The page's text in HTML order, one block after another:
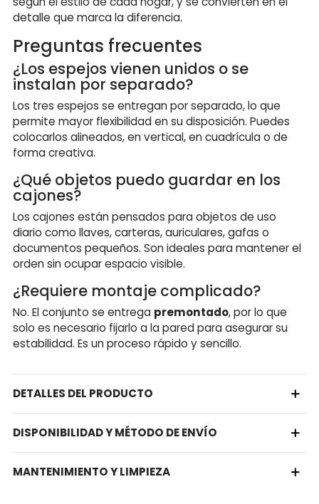
detalle que marca la diferencia.
Preguntas frecuentes
¿Los espejos vienen unidos o se
instalan por separado?
Los tres espejos se entregan por separado, lo que
permite mayor flexibilidad en su disposición. Puedes
colocarlos alineados, en vertical, en cuadrícula o de
forma creativa.
¿Qué objetos puedo guardar en los
cajones?
Los cajones están pensados para objetos de uso
diario como llaves, carteras, auriculares, gafas o
documentos pequeños. Son ideales para mantener el
orden sin ocupar espacio visible.
¿Requiere montaje complicado?
No. El conjunto se entrega premontado, por lo que
solo es necesario fijarlo a la pared para asegurar su
estabilidad. Es un proceso rápido y sencillo.
DETALLES DEL PRODUCTO
DISPONIBILIDAD Y MÉTODO DE ENVÍO
MANTENIMIENTO Y LIMPIEZA